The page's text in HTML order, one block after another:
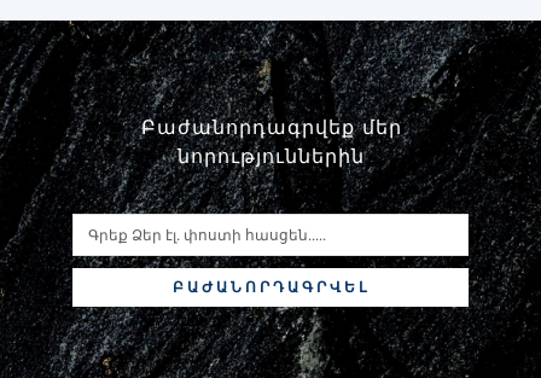
Բաժանորդագրվեք մեր
նորություններին
ԲԱԺԱՆՈՐԴԱԳՐՎԵԼ